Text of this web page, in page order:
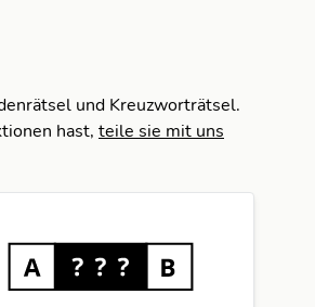
und Kreuzworträtsel.
hast, teile sie mit uns